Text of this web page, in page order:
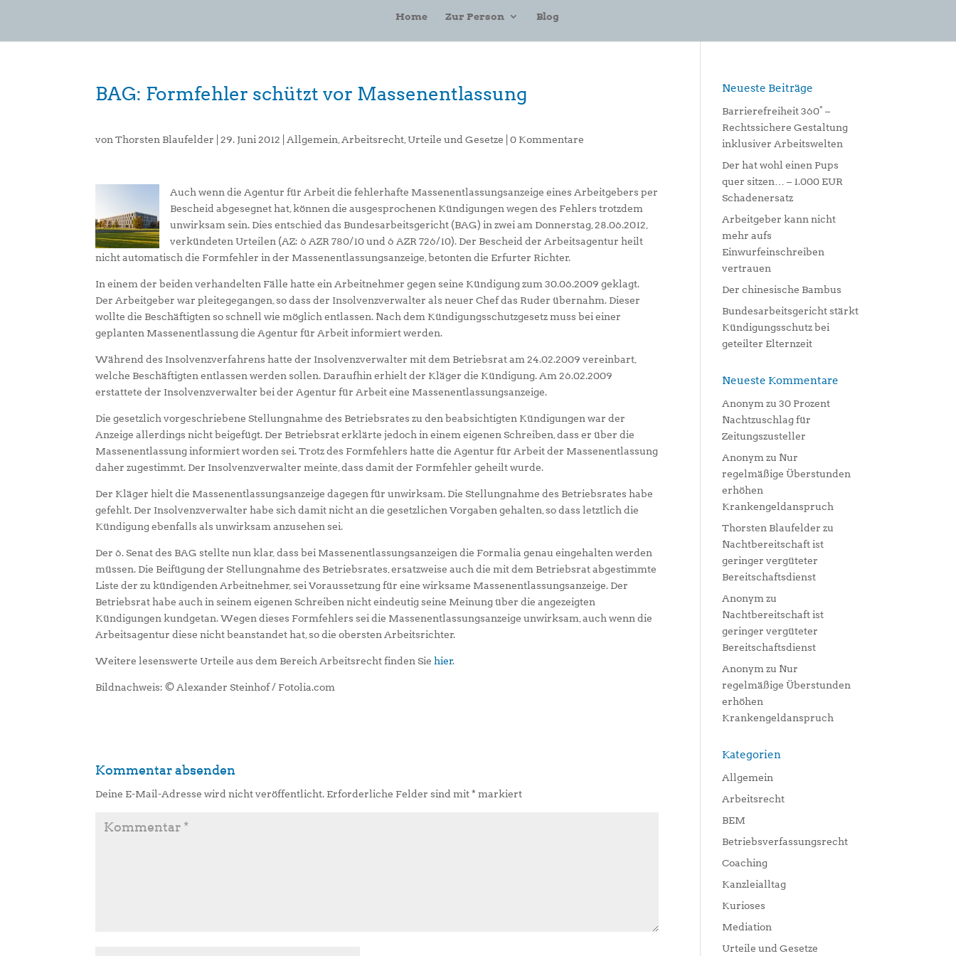
Home Zur Person Blog
BAG: Formfehler schützt vor Massenentlassung
vonThorsten Blaufelder |29. Juni 2012 Allgemein Arbeitsrecht ,Urteile und Gesetze |0 Kommentare
Auch wenn die Agentur für Arbeit die fehlerhafte Massenentlassungsanzeige eines Arbeitgebers per
Bescheid abgesegnet hat, können die ausgesprochenen Kündigungen wegen des Fehlers trotzdem
unwirksam sein. Dies entschied das Bundesarbeitsgericht (BAG) in zwei am Donnerstag, 28.06.2012,
verkündeten Urteilen (AZ: 6 AZR 780/10 und 6 AZR 726/10). Der Bescheid der Arbeitsagentur heilt
nicht automatisch die Formfehler in der Massenentlassungsanzeige, betonten die Erfurter Richter.
In einem der beiden verhandelten Fälle hatte ein Arbeitnehmer gegen seine Kündigung zum 30.06.2009 geklagt.
Der Arbeitgeber war pleitegegangen, so dass der Insolvenzverwalter als neuer Chef das Ruder übernahm. Dieser
wollte die Beschäftigten so schnell wie möglich entlassen. Nach dem Kündigungsschutzgesetz muss bei einer
geplanten Massenentlassung die Agentur für Arbeit informiert werden.
Während des Insolvenzverfahrens hatte der Insolvenzverwalter mit dem Betriebsrat am 24.02.2009 vereinbart,
welche Beschäftigten entlassen werden sollen. Daraufhin erhielt der Kläger die Kündigung. Am 26.02.2009
erstattete der Insolvenzverwalter bei der Agentur für Arbeit eine Massenentlassungsanzeige.
Die gesetzlich vorgeschriebene Stellungnahme des Betriebsrates zu den beabsichtigten Kündigungen war der
Anzeige allerdings nicht beigefügt. Der Betriebsrat erklärte jedoch in einem eigenen Schreiben, dass er über die
Massenentlassung informiert worden sei. Trotz des Formfehlers hatte die Agentur für Arbeit der Massenentlassung
daher zugestimmt. Der Insolvenzverwalter meinte, dass damit der Formfehler geheilt wurde.
Der Kläger hielt die Massenentlassungsanzeige dagegen für unwirksam. Die Stellungnahme des Betriebsrates habe
gefehlt. Der Insolvenzverwalter habe sich damit nicht an die gesetzlichen Vorgaben gehalten, so dass letztlich die
Kündigung ebenfalls als unwirksam anzusehen sei.
Der 6. Senat des BAG stellte nun klar, dass bei Massenentlassungsanzeigen die Formalia genau eingehalten werden
müssen. Die Beifügung der Stellungnahme des Betriebsrates, ersatzweise auch die mit dem Betriebsrat abgestimmte
Liste der zu kündigenden Arbeitnehmer, sei Voraussetzung für eine wirksame Massenentlassungsanzeige. Der
Betriebsrat habe auch in seinem eigenen Schreiben nicht eindeutig seine Meinung über die angezeigten
Kündigungen kundgetan. Wegen dieses Formfehlers sei die Massenentlassungsanzeige unwirksam, auch wenn die
Arbeitsagentur diese nicht beanstandet hat, so die obersten Arbeitsrichter.
Weitere lesenswerte Urteile aus dem Bereich Arbeitsrecht finden Siehier.
Bildnachweis: © Alexander Steinhof / Fotolia.com
Kommentar absenden
Deine E-Mail-Adresse wird nicht veröffentlicht. Erforderliche Felder sind mit* markiert
Neueste Beiträge
Barrierefreiheit 360° –
Rechtssichere Gestaltung
inklusiver Arbeitswelten
Der hat wohl einen Pups
quer sitzen… – 1.000 EUR
Schadenersatz
Arbeitgeber kann nicht
mehr aufs
Einwurfeinschreiben
vertrauen
Der chinesische Bambus
Bundesarbeitsgericht stärkt
Kündigungsschutz bei
geteilter Elternzeit
Neueste Kommentare
Anonym zu30 Prozent
Nachtzuschlag für
Zeitungszusteller
Anonym zu Nur
regelmäßige Überstunden
erhöhen
Krankengeldanspruch
Thorsten Blaufelder zu
Nachtbereitschaft ist
geringer vergüteter
Bereitschaftsdienst
Anonym zu
Nachtbereitschaft ist
geringer vergüteter
Bereitschaftsdienst
Anonym zu Nur
regelmäßige Überstunden
erhöhen
Krankengeldanspruch
Kategorien
Allgemein
Arbeitsrecht
BEM
Betriebsverfassungsrecht
Coaching
Kanzleialltag
Kurioses
Mediation
Urteile und Gesetze